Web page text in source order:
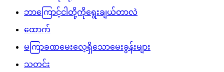
ဘာကြောင့်ငါတို့ကိုရွေးချယ်တာလဲ
ထောက်
မကြာခဏမေးလေ့ရှိသောမေးခွန်းများ
သတင်း